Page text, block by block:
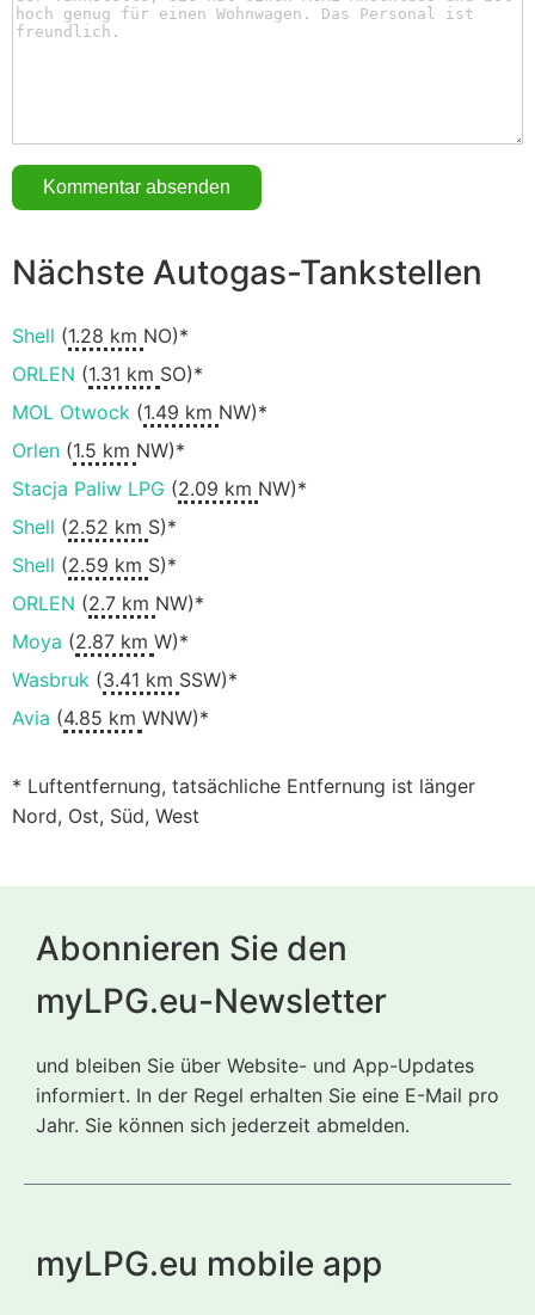
Nächste Autogas-Tankstellen
Shell (1.28 km NO)*
ORLEN (1.31 km SO)*
MOL Otwock (1.49 km NW)*
Orlen (1.5 km NW)*
Stacja Paliw LPG (2.09 km NW)*
Shell (2.52 km S)*
Shell (2.59 km S)*
ORLEN (2.7 km NW)*
Moya (2.87 km W)*
Wasbruk (3.41 km SSW)*
Avia (4.85 km WNW)*
* Luftentfernung, tatsächliche Entfernung ist länger
Nord, Ost, Süd, West
Abonnieren Sie den
myLPG.eu-Newsletter
und bleiben Sie über Website- und App-Updates
informiert. In der Regel erhalten Sie eine E-Mail pro
Jahr. Sie können sich jederzeit abmelden.
myLPG.eu mobile app